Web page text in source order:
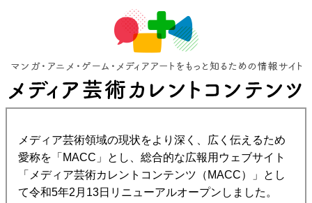
メディア芸術領域の現状をより深く、広く伝えるため
愛称を「MACC」とし、総合的な広報用ウェブサイト
「メディア芸術カレントコンテンツ（MACC）」とし
て令和5年2月13日リニューアルオープンしました。